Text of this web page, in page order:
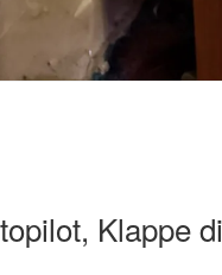
Klappe